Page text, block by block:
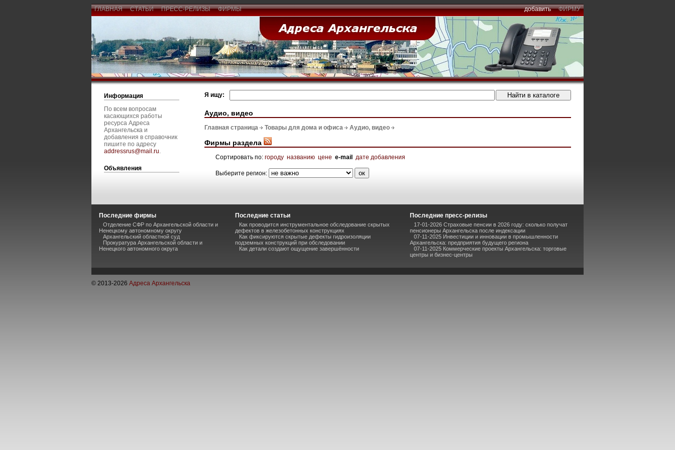
ГЛАВНАЯ СТАТЬИ ПРЕСС-РЕЛИЗЫ ФИРМЫ добавить ФИРМУ
Информация
По всем вопросам
касающихся работы
ресурса Адреса
Архангельска и
добавления в справочник
пишите по адресу
addressrus@mail.ru.
Объявления
Я ищу:
Аудио, видео
Главная страница Товары для дома и офиса Аудио, видео
Фирмы раздела
Сортировать по: городу названию цене e-mail дате добавления
Выберите регион:
Последние фирмы
Отделение СФР по Архангельской области и
Ненецкому автономному округу
Архангельский областной суд
Прокуратура Архангельской области и
Ненецкого автономного округа
Последние статьи
Как проводится инструментальное обследование скрытых
дефектов в железобетонных конструкциях
Как фиксируются скрытые дефекты гидроизоляции
подземных конструкций при обследовании
Как детали создают ощущение завершённости
Последние пресс-релизы
17-01-2026 Страховые пенсии в 2026 году: сколько получат
пенсионеры Архангельска после индексации
07-11-2025 Инвестиции и инновации в промышленности
Архангельска: предприятия будущего региона
07-11-2025 Коммерческие проекты Архангельска: торговые
центры и бизнес-центры
© 2013-2026 Адреса Архангельска